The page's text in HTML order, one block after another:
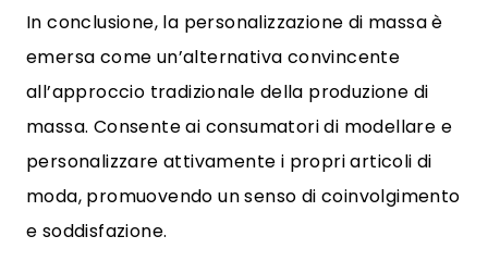
In conclusione, la personalizzazione di massa è
emersa come un’alternativa convincente
all’approccio tradizionale della produzione di
massa. Consente ai consumatori di modellare e
personalizzare attivamente i propri articoli di
moda, promuovendo un senso di coinvolgimento
e soddisfazione.